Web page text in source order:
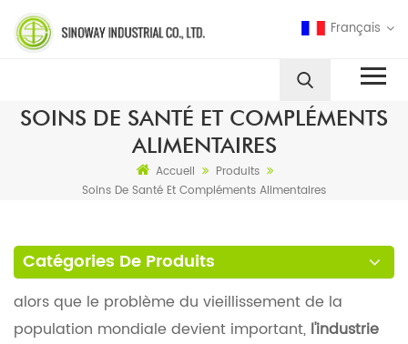
Français
SOINS DE SANTÉ ET COMPLÉMENTS
ALIMENTAIRES
Accueil
Produits
Soins De Santé Et Compléments Alimentaires
Catégories De Produits
alors que le problème du vieillissement de la
population mondiale devient important, l'industrie